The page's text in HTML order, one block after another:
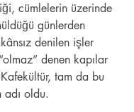
cümlelerin üzerinde
günlerden
denilen işler
denen kapılar
tam da bu
adı oldu.